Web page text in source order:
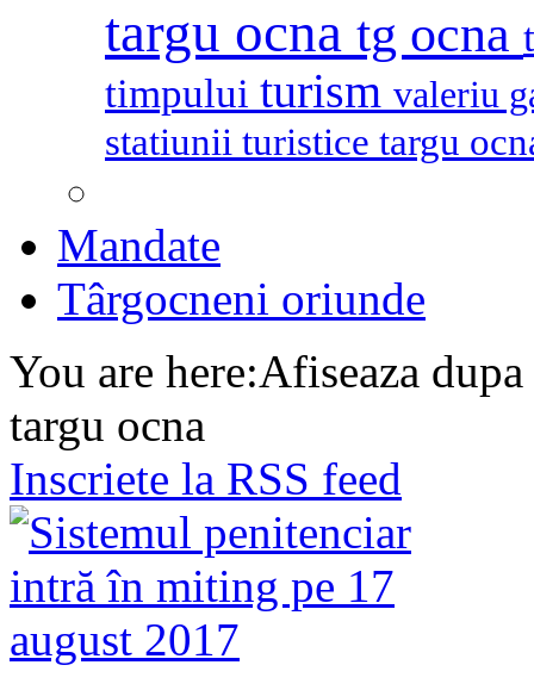
targu ocna tg ocna
timpului turism valeriu
statiunii turistice targu
Mandate
Târgocneni oriunde
You are here:Afiseaza
targu ocna
Inscriete la RSS feed